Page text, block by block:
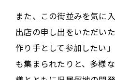
また、この街並みを気に
出店の申し出をいただい
作り手として参加したい
も集まられたりと、多様